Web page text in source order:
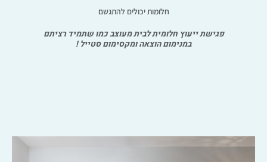
חלומות יכולים להתגשם
פגישת ייעוץ חלומית לבית מעוצב כמו שתמיד רציתם
במנימום הוצאה ומקסימום סטייל !